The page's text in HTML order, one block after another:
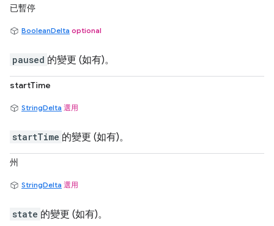
已暫停
BooleanDelta optional
paused 的變更 (如有)。
startTime
StringDelta 選用
startTime 的變更 (如有)。
州
StringDelta 選用
state 的變更 (如有)。